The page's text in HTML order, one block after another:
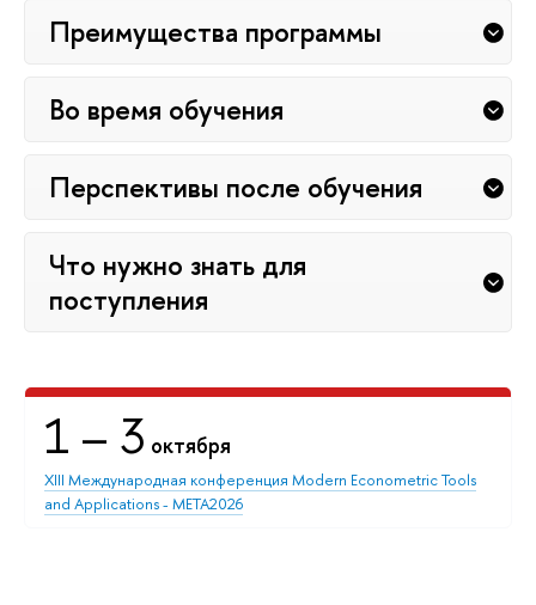
Преимущества программы
Во время обучения
Перспективы после обучения
Что нужно знать для
поступления
1 – 3 октября
XIII Международная конференция Modern Econometric Tools
and Applications - META2026